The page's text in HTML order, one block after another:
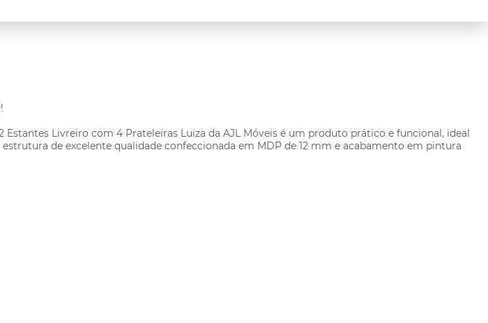
Livreiro com 4 Prateleiras Luiza da AJL Móveis é um produto prático e funcional, ideal
de excelente qualidade confeccionada em MDP de 12 mm e acabamento em pintura